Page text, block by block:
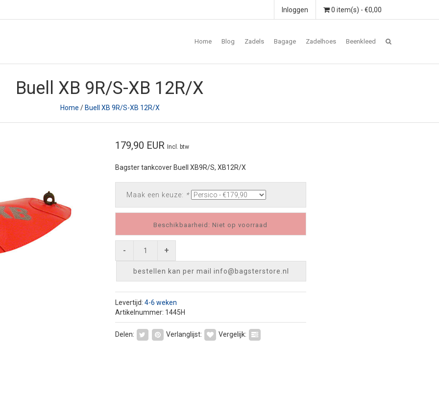
0 item(s) - €0,00
Inloggen
Home Blog Zadels Bagage Zadelhoes Beenkleed
Buell XB 9R/S-XB 12R/X
Home /Buell XB 9R/S-XB 12R/X
179,90 EUR Incl. btw
Bagster tankcover Buell XB9R/S, XB12R/X
Maak een keuze: *
Beschikbaarheid: Niet op voorraad
- +
bestellen kan per mail info@bagsterstore.nl
Levertijd: 4-6 weken
Artikelnummer: 1445H
Delen: Verlanglijst: Vergelijk: